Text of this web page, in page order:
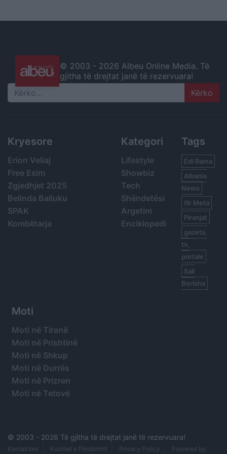
© 2003 - 2026 Albeu Online Media. Të
gjitha të drejtat janë të rezervuara!
Search
Kryesore
Erion Veliaj
Free Esim
Zgjedhjet 2025
Belinda Balluku
SPAK
Kombëtarja
Kategori
Lifestyle
Showbiz
Tech
Shëndetësi
Argetim
Enciklopedi
Tags
Edi Rama
Albania
News
Ilir Meta
Piranjat
gazeta,
tv,
portale
Sali
Berisha
Moti
Moti në Tiranë
Moti në Prishtinë
Moti në Shkup
Moti në Durrës
Moti në Prizren
Moti në Tetovë
© 2003 - 2026 Të gjitha të drejtat janë të rezervuara!
Kontaktoni Kushtet e Përdorimit Privacy Policy Powered by: